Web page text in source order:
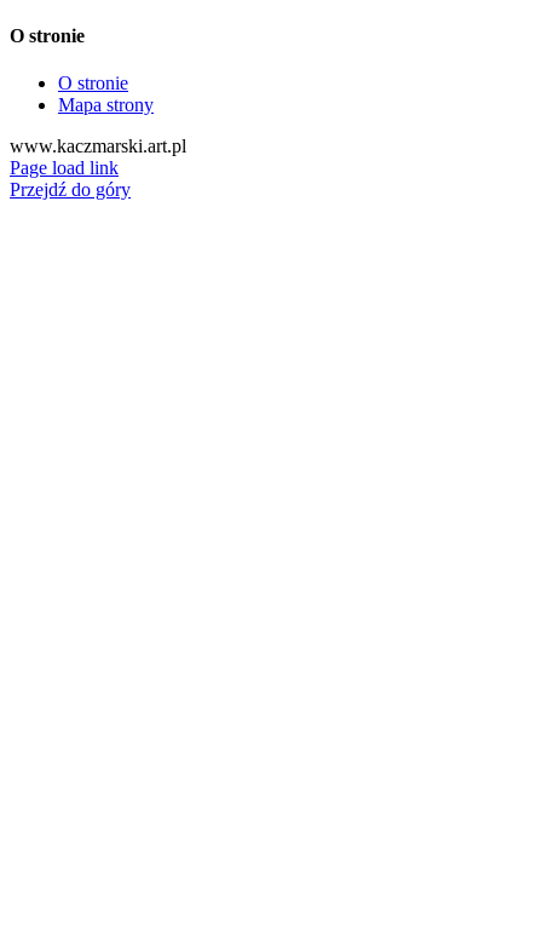
O stronie
O stronie
Mapa strony
www.kaczmarski.art.pl
Page load link
Przejdź do góry